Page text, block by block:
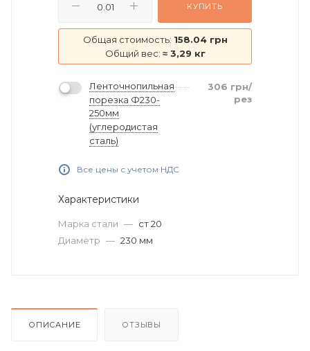
КУПИТЬ
Общая стоимость: 158.04 грн
Общий вес: ≈ 3,29 кг
Ленточнопильная
порезка Ф230-
250мм
(углеродистая
сталь)
306 грн/
рез
Все цены с учетом НДС
Характеристики
Марка стали — ст 20
Диаметр — 230 мм
ОПИСАНИЕ ОТЗЫВЫ